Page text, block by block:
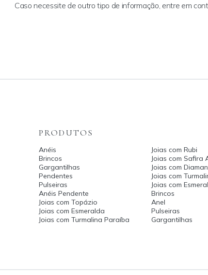
Caso necessite de outro tipo de informação, entre em
PRODUTOS
Anéis
Brincos
Gargantilhas
Pendentes
Pulseiras
Anéis Pendente
Joias com Topázio
Joias com Esmeralda
Joias com Turmalina Paraíba
Joias com Rubi
Joias com Safira
Joias com
Joias com
Joias com
Brincos
Anel
Pulseiras
Gargantilhas